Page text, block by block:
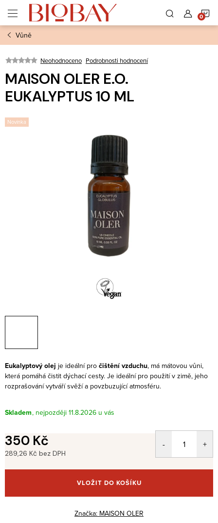
obsah
Vůně
Neohodnoceno Podrobnosti hodnocení
MAISON OLER E.O.
EUKALYPTUS 10 ML
Novinka
Eukalyptový olej je ideální pro čištění vzduchu, má mátovou vůni,
která pomáhá čistit dýchací cesty. Je ideální pro použití v zimě, jeho
rozprašování vytváří svěží a povzbuzující atmosféru.
Skladem 11.8.2026
350 Kč
289,26 Kč bez DPH
cena:
VLOŽIT DO KOŠÍKU
Značka: MAISON OLER